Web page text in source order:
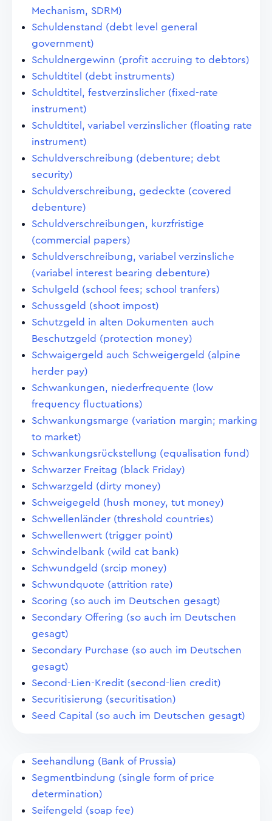
Mechanism, SDRM)
Schuldenstand (debt level general
government)
Schuldnergewinn (profit accruing to debtors)
Schuldtitel (debt instruments)
Schuldtitel, festverzinslicher (fixed-rate
instrument)
Schuldtitel, variabel verzinslicher (floating rate
instrument)
Schuldverschreibung (debenture; debt
security)
Schuldverschreibung, gedeckte (covered
debenture)
Schuldverschreibungen, kurzfristige
(commercial papers)
Schuldverschreibung, variabel verzinsliche
(variabel interest bearing debenture)
Schulgeld (school fees; school tranfers)
Schussgeld (shoot impost)
Schutzgeld in alten Dokumenten auch
Beschutzgeld (protection money)
Schwaigergeld auch Schweigergeld (alpine
herder pay)
Schwankungen, niederfrequente (low
frequency fluctuations)
Schwankungsmarge (variation margin; marking
to market)
Schwankungsrückstellung (equalisation fund)
Schwarzer Freitag (black Friday)
Schwarzgeld (dirty money)
Schweigegeld (hush money, tut money)
Schwellenländer (threshold countries)
Schwellenwert (trigger point)
Schwindelbank (wild cat bank)
Schwundgeld (srcip money)
Schwundquote (attrition rate)
Scoring (so auch im Deutschen gesagt)
Secondary Offering (so auch im Deutschen
gesagt)
Secondary Purchase (so auch im Deutschen
gesagt)
Second-Lien-Kredit (second-lien credit)
Securitisierung (securitisation)
Seed Capital (so auch im Deutschen gesagt)
Seehandlung (Bank of Prussia)
Segmentbindung (single form of price
determination)
Seifengeld (soap fee)